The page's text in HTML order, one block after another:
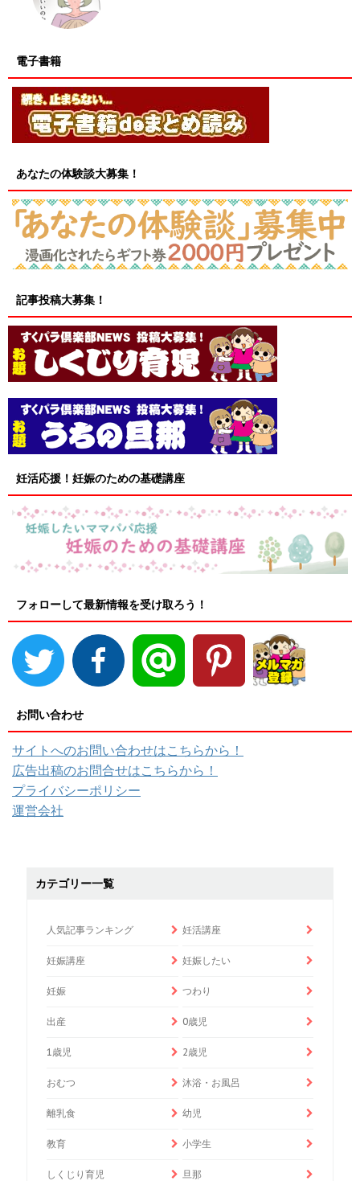
電子書籍
あなたの体験談大募集！
記事投稿大募集！
妊活応援！妊娠のための基礎講座
フォローして最新情報を受け取ろう！
お問い合わせ
サイトへのお問い合わせはこちらから！
広告出稿のお問合せはこちらから！
プライバシーポリシー
運営会社
カテゴリー一覧
人気記事ランキング 妊活講座
妊娠講座 妊娠したい
妊娠 つわり
出産 0歳児
1歳児 2歳児
おむつ 沐浴・お風呂
離乳食 幼児
教育 小学生
しくじり育児 旦那